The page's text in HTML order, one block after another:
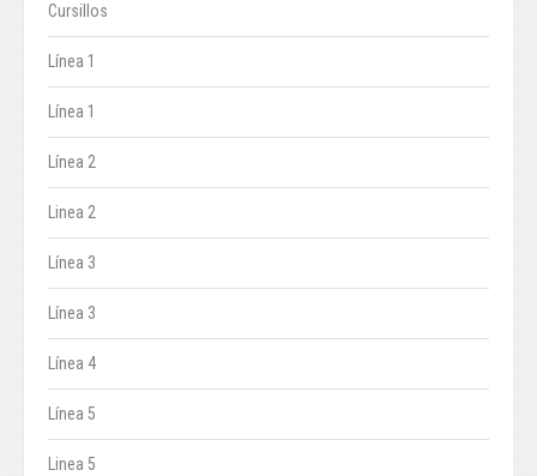
Cursillos
Línea 1
Línea 1
Línea 2
Linea 2
Línea 3
Línea 3
Línea 4
Línea 5
Linea 5